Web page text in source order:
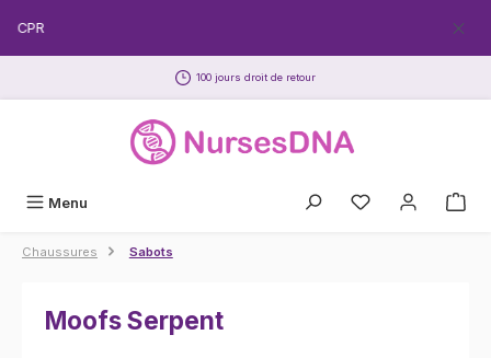
Passer au contenu principal
100 jours droit de retour
Menu
Chaussures Sabots
Moofs Serpent